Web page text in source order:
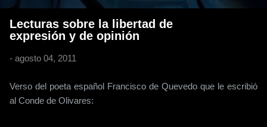
Lecturas sobre la libertad de
expresión y de opinión
- agosto 04, 2011
Verso del poeta español Francisco de Quevedo que le escribió
al Conde de Olivares: